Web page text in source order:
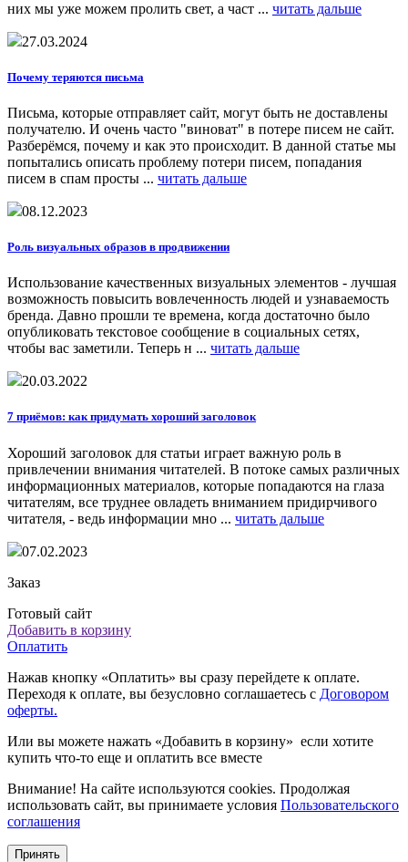
них мы уже можем пролить свет, а част ... читать дальше
27.03.2024
Почему теряются письма
Письма, которые отправляет сайт, могут быть не доставлены
получателю. И очень часто "виноват" в потере писем не сайт.
Разберёмся, почему и как это происходит. В данной статье мы
попытались описать проблему потери писем, попадания
писем в спам просты ... читать дальше
08.12.2023
Роль визуальных образов в продвижении
Использование качественных визуальных элементов - лучшая
возможность повысить вовлеченность людей и узнаваемость
бренда. Давно прошли те времена, когда достаточно было
опубликовать текстовое сообщение в социальных сетях,
чтобы вас заметили. Теперь н ... читать дальше
20.03.2022
7 приёмов: как придумать хороший заголовок
Хороший заголовок для статьи играет важную роль в
привлечении внимания читателей. В потоке самых различных
информационных материалов, которые попадаются на глаза
читателям, все труднее овладеть вниманием придирчивого
читателя, - ведь информации мно ... читать дальше
07.02.2023
Заказ
Готовый сайт
Добавить в корзину
Оплатить
Нажав кнопку «Оплатить» вы сразу перейдете к оплате.
Переходя к оплате, вы безусловно соглашаетесь с Договором
оферты.
Или вы можете нажать «Добавить в корзину» если хотите
купить что-то еще и оплатить все вместе
Внимание! На сайте используются cookies. Продолжая
использовать сайт, вы принимаете условия Пользовательского
соглашения
Принять